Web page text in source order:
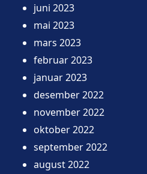
juni 2023
mai 2023
mars 2023
februar 2023
januar 2023
desember 2022
november 2022
oktober 2022
september 2022
august 2022